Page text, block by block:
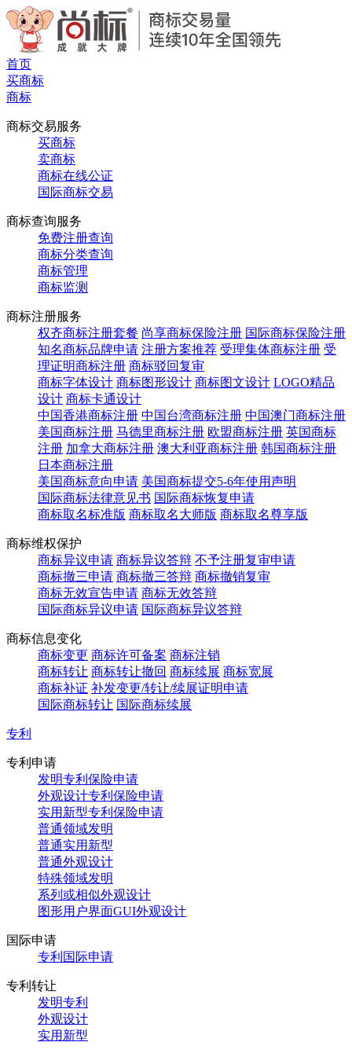
首页
买商标
商标
商标交易服务
买商标
卖商标
商标在线公证
国际商标交易
商标查询服务
免费注册查询
商标分类查询
商标管理
商标监测
商标注册服务
权齐商标注册套餐 尚享商标保险注册 国际商标保险注册
知名商标品牌申请 注册方案推荐 受理集体商标注册 受
理证明商标注册 商标驳回复审
商标字体设计 商标图形设计 商标图文设计 LOGO精品
设计 商标卡通设计
中国香港商标注册 中国台湾商标注册 中国澳门商标注册
美国商标注册 马德里商标注册 欧盟商标注册 英国商标
注册 加拿大商标注册 澳大利亚商标注册 韩国商标注册
日本商标注册
美国商标意向申请 美国商标提交5-6年使用声明
国际商标法律意见书 国际商标恢复申请
商标取名标准版 商标取名大师版 商标取名尊享版
商标维权保护
商标异议申请 商标异议答辩 不予注册复审申请
商标撤三申请 商标撤三答辩 商标撤销复审
商标无效宣告申请 商标无效答辩
国际商标异议申请 国际商标异议答辩
商标信息变化
商标变更 商标许可备案 商标注销
商标转让 商标转让撤回 商标续展 商标宽展
商标补证 补发变更/转让/续展证明申请
国际商标转让 国际商标续展
专利
专利申请
发明专利保险申请
外观设计专利保险申请
实用新型专利保险申请
普通领域发明
普通实用新型
普通外观设计
特殊领域发明
系列或相似外观设计
图形用户界面GUI外观设计
国际申请
专利国际申请
专利转让
发明专利
外观设计
实用新型